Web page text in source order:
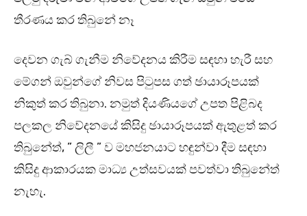
තීරණය කර තිබුනේ නෑ
දෙවන ගැබ් ගැනීම නිවේදනය කිරීම සඳහා හැරී සහ
මේගන් ඔවුන්ගේ නිවස පිටුපස ගත් ඡායාරූපයක්
නිකුත් කර තිබුනා. නමුත් දියණියගේ උපත පිළිබද
පලකල නිවේදනයේ කිසිදු ඡායාරූපයක් ඇතුළත් කර
තිබුනේත්, ” ලිලී ” ව මහජනයාට හඳුන්වා දීම සඳහා
කිසිදු ආකාරයක මාධ්‍ය උත්සවයක් පවත්වා තිබුනේත්
නැහැ.